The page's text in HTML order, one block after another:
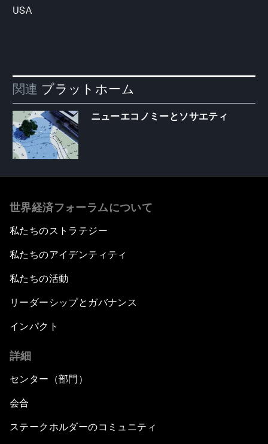
USA
関連 プラットホーム
ニューエコノミーとソサエティ
世界経済フォーラムについて
私たちのストラテジー
私たちのアイデンティティ
私たちの活動
リーダーシップとガバナンス
インパクト
詳細
センター（部門）
会合
ステークホルダーのコミュニティ